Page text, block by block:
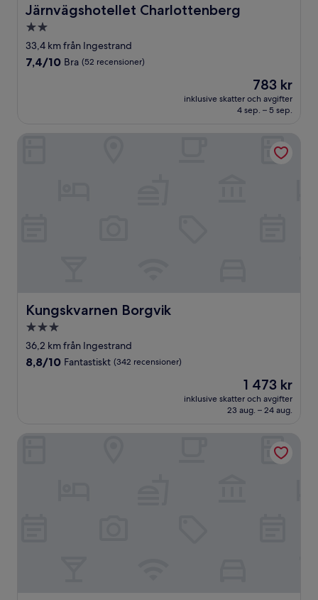
Järnvägshotellet Charlottenberg
Järnvägshotellet Charlottenberg
2.0-
stjärnigt
boende
33,4 km från Ingestrand
7.4
7,4/10 Bra (52 recensioner)
Priset
är
783 kr
783 kr
inklusive skatter och avgifter
4 sep. – 5 sep.
Kungskvarnen Borgvik
Kungskvarnen Borgvik
3.0-
stjärnigt
boende
36,2 km från Ingestrand
8.8
8,8/10 Fantastiskt (342 recensioner)
Priset
är
1 473 kr
1 473 kr
inklusive skatter och avgifter
23 aug. – 24 aug.